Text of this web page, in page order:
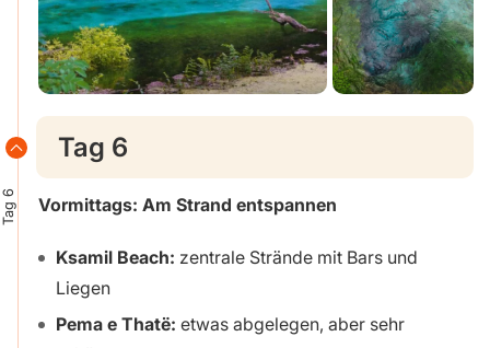
Tag 6
Tag 6
Vormittags: Am Strand entspannen
Ksamil Beach: zentrale Strände mit Bars und
Liegen
Pema e Thatë: etwas abgelegen, aber sehr